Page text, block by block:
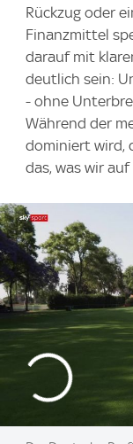
Rückzug oder
Finanzmittel
darauf mit
deutlich sein:
- ohne
Während der
dominiert wird,
das, was wir